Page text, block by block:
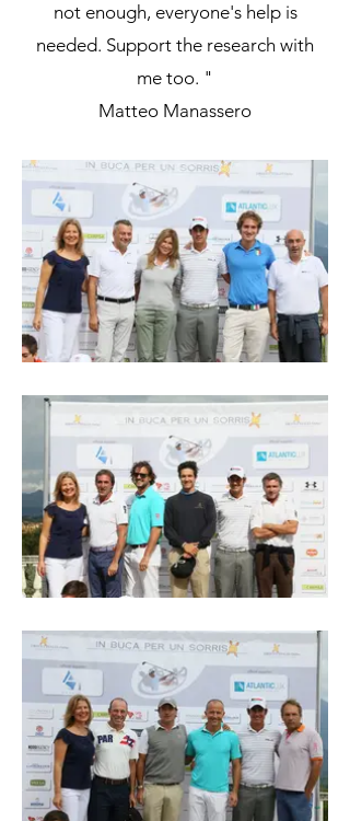
not enough, everyone's help is
needed. Support the research with
me too. "
Matteo Manassero